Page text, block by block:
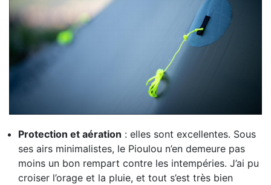
Protection et aération : elles sont excellentes. Sous
ses airs minimalistes, le Pioulou n’en demeure pas
moins un bon rempart contre les intempéries. J’ai pu
croiser l’orage et la pluie, et tout s’est très bien